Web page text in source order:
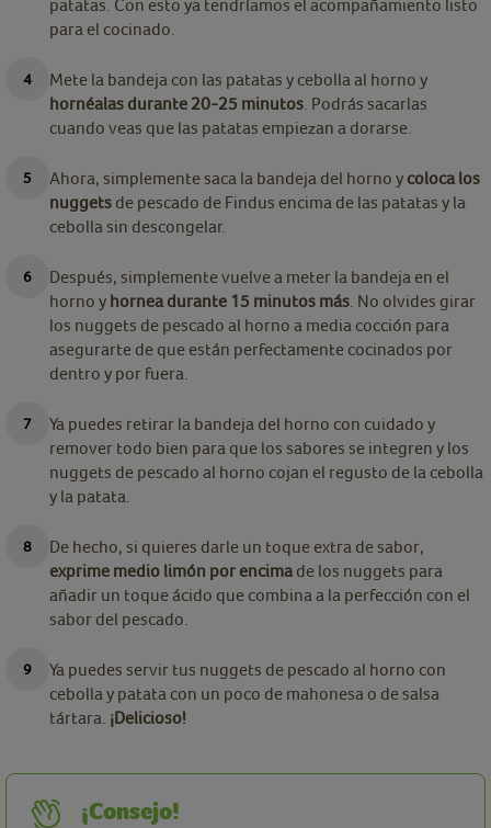
patatas. Con esto ya tendríamos el acompañamiento listo
para el cocinado.
Mete la bandeja con las patatas y cebolla al horno y
hornéalas durante 20-25 minutos . Podrás sacarlas
cuando veas que las patatas empiezan a dorarse.
Ahora, simplemente saca la bandeja del horno y coloca los
nuggets de pescado de Findus encima de las patatas y la
cebolla sin descongelar.
Después, simplemente vuelve a meter la bandeja en el
horno y hornea durante 15 minutos más . No olvides girar
los nuggets de pescado al horno a media cocción para
asegurarte de que están perfectamente cocinados por
dentro y por fuera.
Ya puedes retirar la bandeja del horno con cuidado y
remover todo bien para que los sabores se integren y los
nuggets de pescado al horno cojan el regusto de la cebolla
y la patata.
De hecho, si quieres darle un toque extra de sabor,
exprime medio limón por encima de los nuggets para
añadir un toque ácido que combina a la perfección con el
sabor del pescado.
Ya puedes servir tus nuggets de pescado al horno con
cebolla y patata con un poco de mahonesa o de salsa
tártara. ¡Delicioso!
¡Consejo!